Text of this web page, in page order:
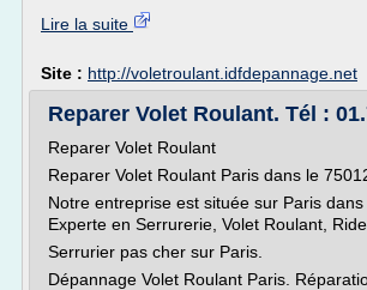
Lire la suite
Site : http://voletroulant.idfdepannage.net
Reparer Volet Roulant. Tél :
Reparer Volet Roulant
Reparer Volet Roulant Paris dans le
Notre entreprise est située sur Paris dans
Experte en Serrurerie, Volet Roulant,
Serrurier pas cher sur Paris.
Dépannage Volet Roulant Paris.